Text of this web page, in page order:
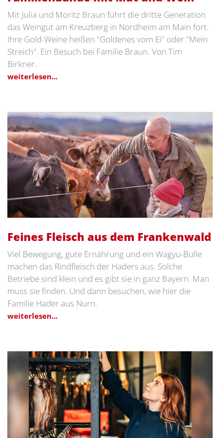
Mit Julia und Moritz Braun führt die dritte Generation
das Weingut am Kreuzberg in Nordheim am Main fort.
Ihre Gold-Weine heißen "Goldenes vom Ei" oder "Mein
Streich". Ein Besuch bei Familie Braun. Von Tim
Birkner.
weiterlesen...
Feines Fleisch aus dem Frankenwald
Viel Bewegung, gute Ernährung und ein Wagyu-Bulle
machen das Rindfleisch der Haders aus. Solche
Betriebe sind klein und es gibt sie in ganz Bayern. Man
muss sie finden. Und dann besuchen, wie hier die
Familie Hader aus Nurn.
weiterlesen...